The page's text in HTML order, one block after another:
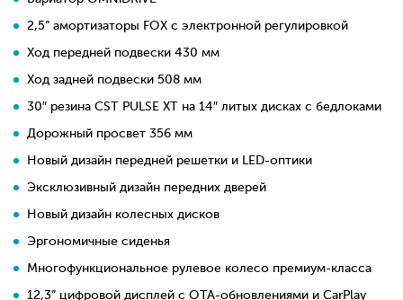
2,5” амортизаторы FOX с электронной регулировкой
Ход передней подвески 430 мм
Ход задней подвески 508 мм
30″ резина CST PULSE XT на 14″ литых дисках с бедлоками
Дорожный просвет 356 мм
Новый дизайн передней решетки и LED-оптики
Эксклюзивный дизайн передних дверей
Новый дизайн колесных дисков
Эргономичные сиденья
Многофункциональное рулевое колесо премиум-класса
12,3” цифровой дисплей с OTA-обновлениями и CarPlay